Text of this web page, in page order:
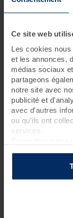
Ce site web
Les cookies
et les annonces,
médias sociaux
partageons
notre site avec
publicité et
avec d'autres
ou qu'ils ont
services.
Il suffit d'une
bien-êtresont de
Et pour une pause
libre accès au Spa
possible tous les
Rendez-vous à
Rendez-vous à
Pour connaître
La journée est à
Programme